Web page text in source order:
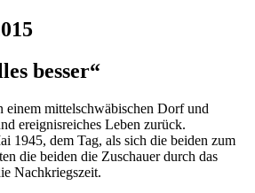
besser“
einem mittelschwäbischen Dorf und
ereignisreiches Leben zurück.
1945, dem Tag, als sich die beiden zum
die beiden die Zuschauer durch das
Nachkriegszeit.